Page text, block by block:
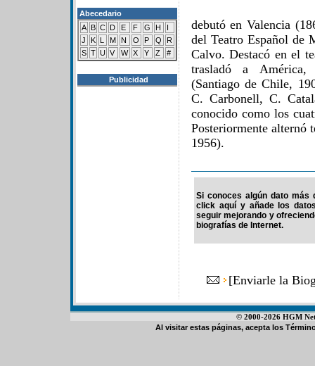
Abecedario
A B C D E F G H
I
J
K L M N O P Q
R
S T U V W X Y Z #
Publicidad
debutó en Valencia
del Teatro Español de
Calvo. Destacó en el
trasladó a América,
(Santiago de Chile,
C. Carbonell, C.
conocido como los
Posteriormente
1956).
Si conoces algún dato más
click aquí y añade los
seguir mejorando y
biografías de Internet.
[Enviarle la
© 2000-2026 HGM
Al visitar estas páginas, acepta los